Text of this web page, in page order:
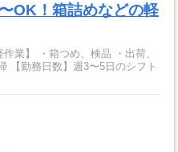
OK！箱詰めなどの軽
業】 ・箱つめ、検品 ・出荷、